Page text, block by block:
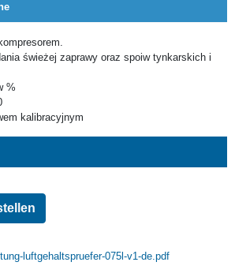
świeżej zaprawy oraz spoiw tynkarskich i
%
kalibracyjnym
luftgehaltspruefer-075l-v1-de.pdf